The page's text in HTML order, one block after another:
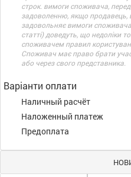
строк. вимоги споживача,
задоволенню, якщо продавець,
задовольняє вимоги
статті) доведуть, що недоліки
споживачем правил
Споживач має право брати
або через свого представника.
Варіанти оплати
Наличный расчёт
Наложенный платеж
Предоплата